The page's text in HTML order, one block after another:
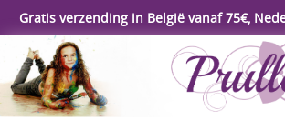
Gratis verzending in België vanaf 75€,